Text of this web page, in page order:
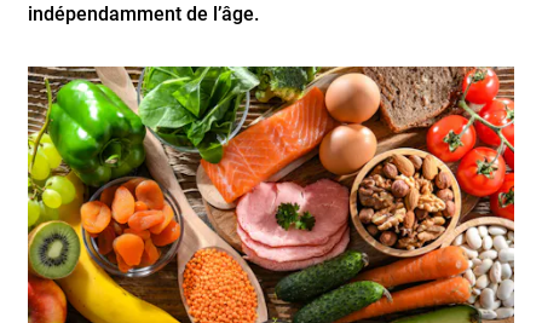
indépendamment de l’âge.